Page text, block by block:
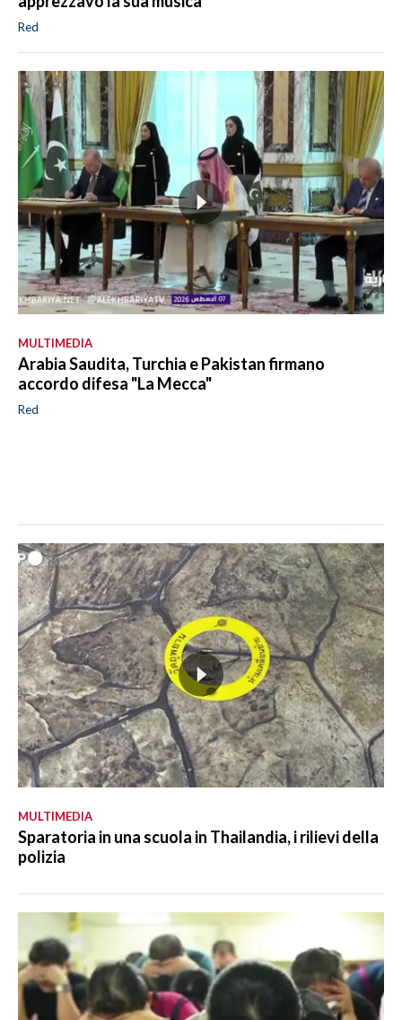
Red
MULTIMEDIA
Arabia Saudita, Turchia e Pakistan firmano
accordo difesa "La Mecca"
Red
MULTIMEDIA
Sparatoria in una scuola in Thailandia, i rilievi della
polizia